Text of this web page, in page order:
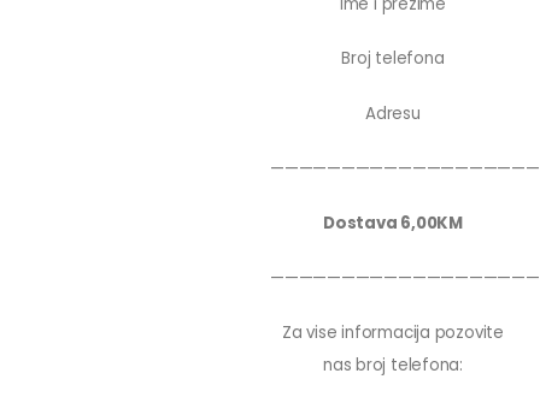
Broj telefona
Adresu
———————————————————
Dostava 6,00KM
———————————————————
Za vise informacija pozovite
nas broj telefona: